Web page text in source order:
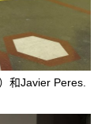
和Javier Peres.